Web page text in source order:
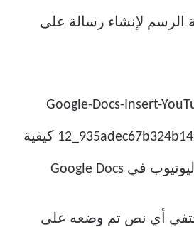
الرسم لإنشاء رسالة على
أي نص تم وضعه على